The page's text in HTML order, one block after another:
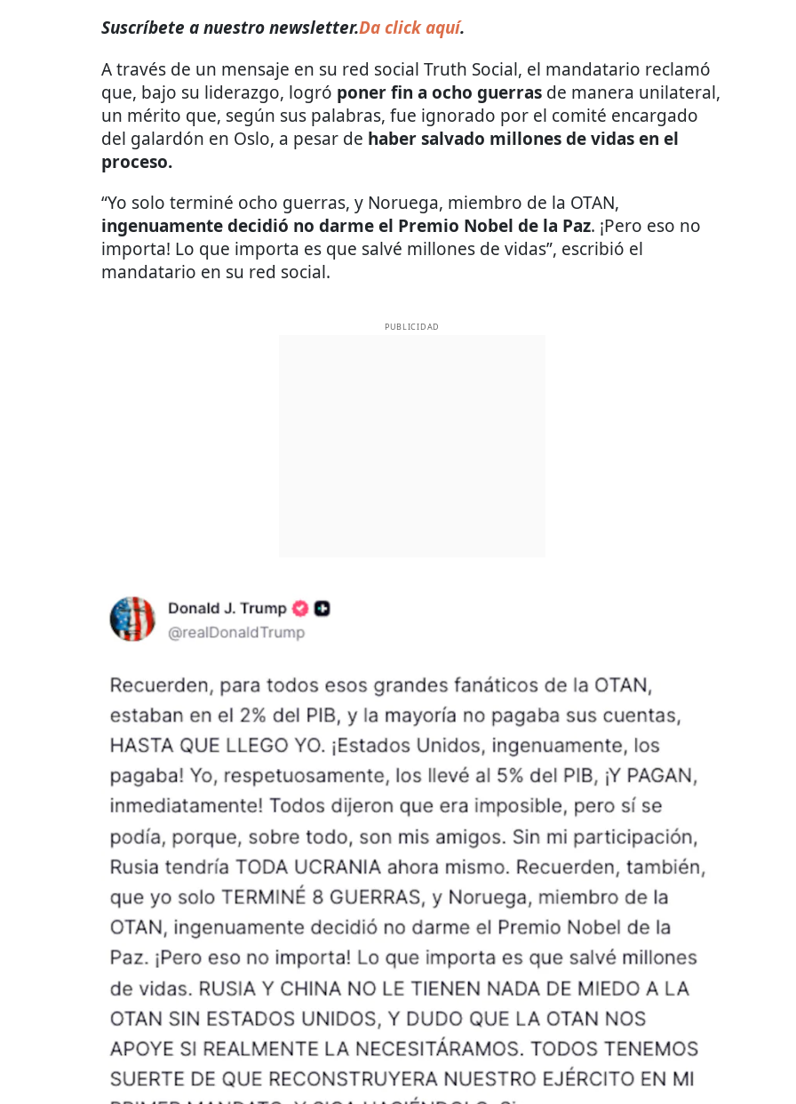
Suscríbete a nuestro newsletter.Da click aquí.
A través de un mensaje en su red social Truth Social, el mandatario reclamó
que, bajo su liderazgo, logró poner fin a ocho guerras de manera unilateral,
un mérito que, según sus palabras, fue ignorado por el comité encargado
del galardón en Oslo, a pesar de haber salvado millones de vidas en el
proceso.
“Yo solo terminé ocho guerras, y Noruega, miembro de la OTAN,
ingenuamente decidió no darme el Premio Nobel de la Paz. ¡Pero eso no
importa! Lo que importa es que salvé millones de vidas”, escribió el
mandatario en su red social.
PUBLICIDAD